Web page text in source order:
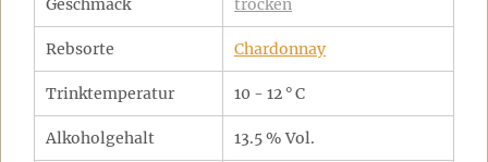
Geschmack trocken
Rebsorte Chardonnay
Trinktemperatur 10 - 12 ° C
Alkoholgehalt 13.5 % Vol.